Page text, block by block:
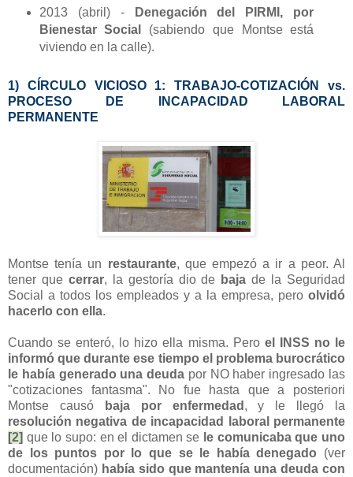
2013 (abril) -
Denegación del PIRMI, por
Bienestar Social (sabiendo que Montse está
viviendo en la calle).
1) CÍRCULO VICIOSO 1: TRABAJO-COTIZACIÓN vs.
PROCESO DE INCAPACIDAD LABORAL
PERMANENTE
Montse tenía un restaurante, que empezó a ir a peor. Al
tener que cerrar, la gestoría dio de baja de la Seguridad
Social a todos los empleados y a la empresa, pero olvidó
hacerlo con ella.
Cuando se enteró, lo hizo ella misma. Pero el INSS no le
informó que durante ese tiempo el problema burocrático
le había generado una deuda por NO haber ingresado las
"cotizaciones fantasma". No fue hasta que a posteriori
Montse causó
baja por enfermedad , y le llegó la
resolución negativa de incapacidad laboral permanente
[2] que lo supo: en el dictamen se le comunicaba que uno
de los puntos por lo que se le había denegado (ver
documentación) había sido que mantenía una deuda con